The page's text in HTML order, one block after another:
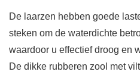
De laarzen hebben goede
steken om de waterdichte
waardoor u effectief droog en
De dikke rubberen zool met